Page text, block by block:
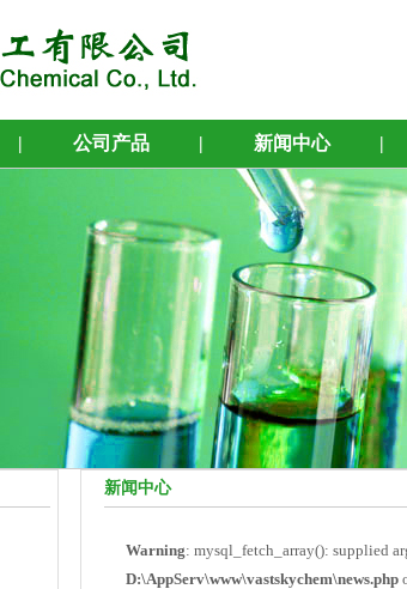
| 公司产品 | 新闻中心 |
新闻中心
Warning: mysql_fetch_array(): supplied
D:\AppServ\www\vastskychem\news.php